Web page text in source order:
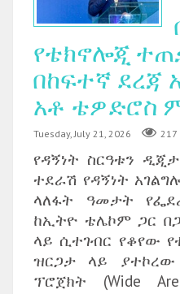
የቴክኖሎጂ
በከፍተኛ ደረጃ
አቶ ቴዎድሮስ
Tuesday, July 21, 2026 217
የዳኝነት ስርዓቱን
ተደራሽ የዳኝነት
ላለፋት ዓመታት
ከኢትዮ ቴሌኮም ጋር
ላይ ሲተገብር የቆየው
ዝርጋታ ላይ
ፕሮጀክት (Wide